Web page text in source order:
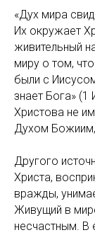
«Дух мира
Их окружает
живительный
миру о том,
были с
знает Бога» (1
Христова не
Духом
Другого
Христа,
вражды,
Живущий в
несчастным. В